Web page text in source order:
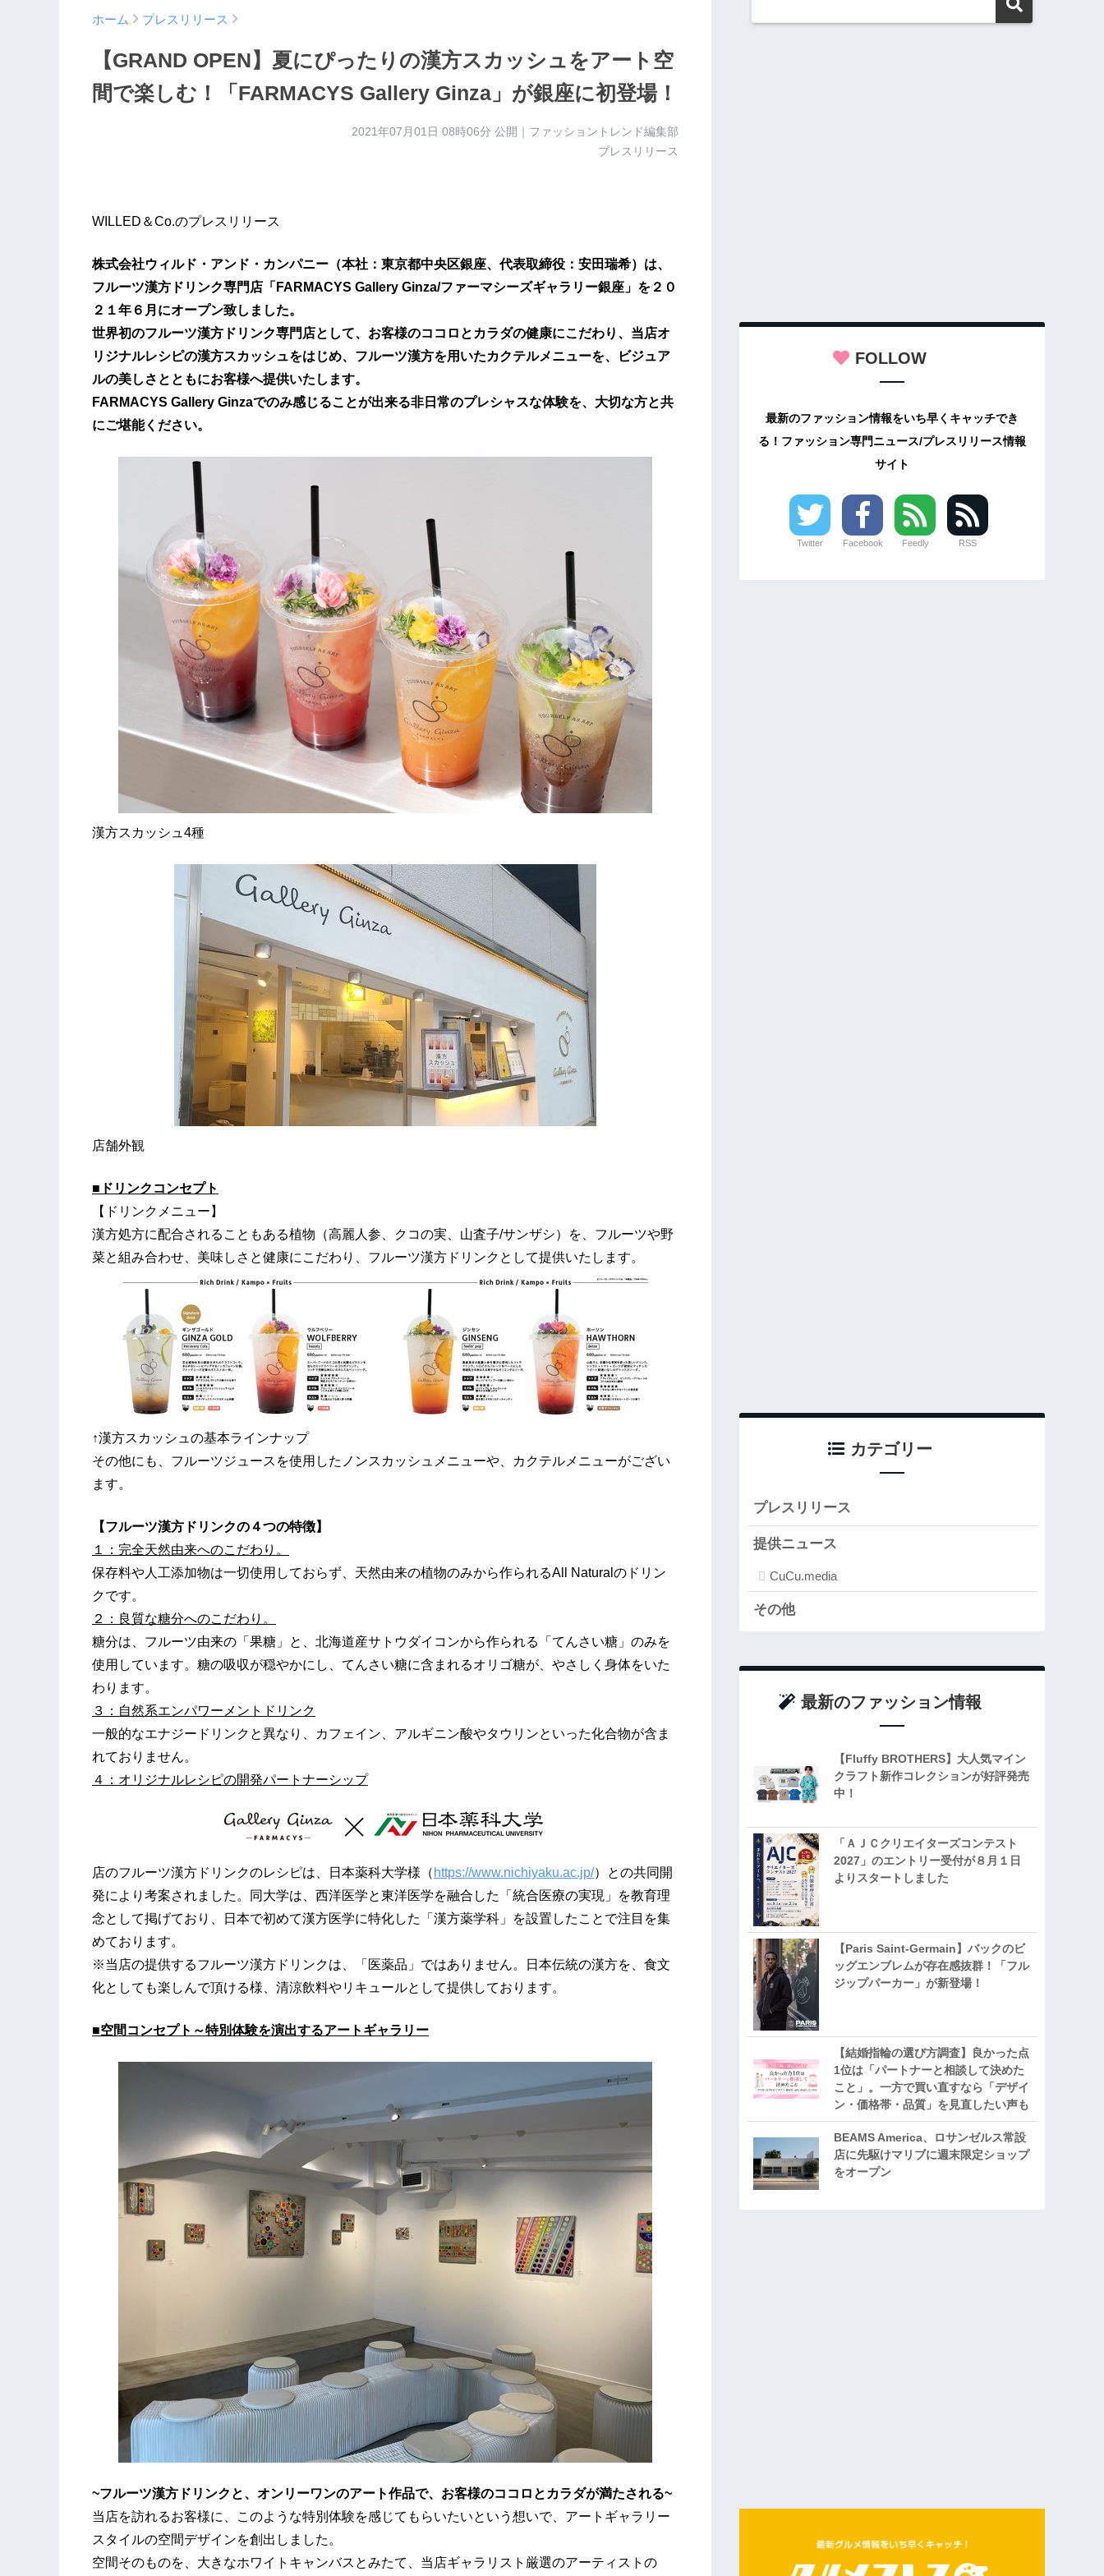
ホーム プレスリリース
【GRAND OPEN】夏にぴったりの漢方スカッシュをアート空
間で楽しむ！「FARMACYS Gallery Ginza」が銀座に初登場！
2021年07月01日 08時06分 公開｜ファッショントレンド編集部
プレスリリース
WILLED＆Co.のプレスリリース
株式会社ウィルド・アンド・カンパニー（本社：東京都中央区銀座、代表取締役：安田瑞希）は、
フルーツ漢方ドリンク専門店「FARMACYS Gallery Ginza/ファーマシーズギャラリー銀座」を２０
２１年６月にオープン致しました。
世界初のフルーツ漢方ドリンク専門店として、お客様のココロとカラダの健康にこだわり、当店オ
リジナルレシピの漢方スカッシュをはじめ、フルーツ漢方を用いたカクテルメニューを、ビジュア
ルの美しさとともにお客様へ提供いたします。
FARMACYS Gallery Ginzaでのみ感じることが出来る非日常のプレシャスな体験を、大切な方と共
にご堪能ください。
漢方スカッシュ4種
店舗外観
■ドリンク コンセプト
【ドリンクメニュー】
漢方処方に配合されることもある植物（高麗人参、クコの実、山査子/サンザシ）を、フルーツや野
菜と組み合わせ、美味しさと健康にこだわり、フルーツ漢方ドリンクとして提供いたします。
↑漢方スカッシュの基本ラインナップ
その他にも、フルーツジュースを使用したノンスカッシュメニューや、カクテルメニューがござい
ます。
【フルーツ漢方ドリンクの４つの特徴】
１： 完全天然由来へのこだわり。
保存料や人工添加物は一切使用しておらず、天然由来の植物のみから作られるAll Naturalのドリン
クです。
２：良質な糖分へのこだわり 。
糖分は、フルーツ由来の「果糖」と、北海道産サトウダイコンから作られる「てんさい糖」のみを
使用しています。糖の吸収が穏やかにし、てんさい糖に含まれるオリゴ糖が、やさしく身体をいた
わります。
３：自然系エンパワーメントドリンク
一般的なエナジードリンクと異なり、カフェイン、アルギニン酸やタウリンといった化合物が含ま
れておりません。
４： オリジナルレシピの開発パートナーシップ
店のフルーツ漢方ドリンクのレシピは、日本薬科大学様（ https://www.nichiyaku.ac.jp/）との共同開
発により考案されました。同大学は、西洋医学と東洋医学を融合した「統合医療の実現」を教育理
念として掲げており、日本で初めて漢方医学に特化した「漢方薬学科」を設置したことで注目を集
めております。
※当店の提供するフルーツ漢方ドリンクは、「医薬品」ではありません。日本伝統の漢方を、食文
化としても楽しんで頂ける様、清涼飲料やリキュールとして提供しております。
■空間コンセプト～特別体験を演出するアートギャラリー
~フルーツ漢方ドリンクと、オンリーワンのアート作品で、お客様のココロとカラダが満たされる~
当店を訪れるお客様に、このような特別体験を感じてもらいたいという想いで、アートギャラリー
スタイルの空間デザインを創出しました。
空間そのものを、大きなホワイトキャンバスとみたて、当店ギャラリスト厳選のアーティストの
FOLLOW
最新のファッション情報をいち早くキャッチでき
る！ファッション専門ニュース/プレスリリース情報
サイト
Twitter Facebook Feedly RSS
カテゴリー
プレスリリース
提供ニュース
CuCu.media
その他
最新のファッション情報
【Fluffy BROTHERS】大人気マイン
クラフト新作コレクションが好評発売
中！
「ＡＪＣクリエイターズコンテスト
2027」のエントリー受付が８月１日
よりスタートしました
【Paris Saint-Germain】バックのビ
ッグエンブレムが存在感抜群！「フル
ジップパーカー」が新登場！
【結婚指輪の選び方調査】良かった点
1位は「パートナーと相談して決めた
こと」。一方で買い直すなら「デザイ
ン・価格帯・品質」を見直したい声も
BEAMS America、ロサンゼルス常設
店に先駆けマリブに週末限定ショップ
をオープン